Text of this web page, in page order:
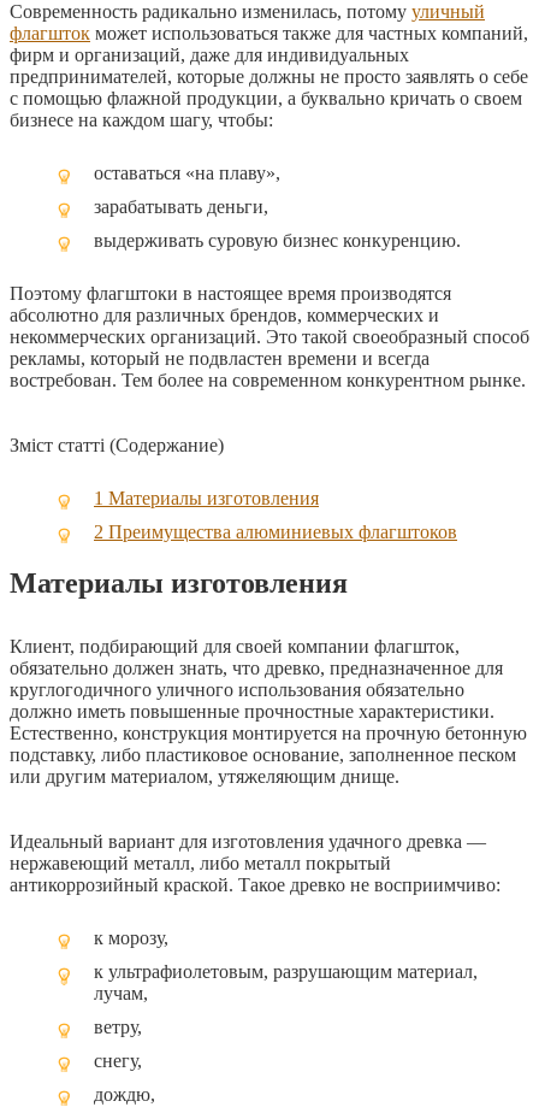
Современность радикально изменилась, потому уличный
флагшток может использоваться также для частных компаний,
фирм и организаций, даже для индивидуальных
предпринимателей, которые должны не просто заявлять о себе
с помощью флажной продукции, а буквально кричать о своем
бизнесе на каждом шагу, чтобы:
оставаться «на плаву»,
зарабатывать деньги,
выдерживать суровую бизнес конкуренцию.
Поэтому флагштоки в настоящее время производятся
абсолютно для различных брендов, коммерческих и
некоммерческих организаций. Это такой своеобразный способ
рекламы, который не подвластен времени и всегда
востребован. Тем более на современном конкурентном рынке.
Зміст статті (Содержание)
1 Материалы изготовления
2 Преимущества алюминиевых флагштоков
Материалы изготовления
Клиент, подбирающий для своей компании флагшток,
обязательно должен знать, что древко, предназначенное для
круглогодичного уличного использования обязательно
должно иметь повышенные прочностные характеристики.
Естественно, конструкция монтируется на прочную бетонную
подставку, либо пластиковое основание, заполненное песком
или другим материалом, утяжеляющим днище.
Идеальный вариант для изготовления удачного древка —
нержавеющий металл, либо металл покрытый
антикоррозийный краской. Такое древко не восприимчиво:
к морозу,
к ультрафиолетовым, разрушающим материал,
лучам,
ветру,
снегу,
дождю,